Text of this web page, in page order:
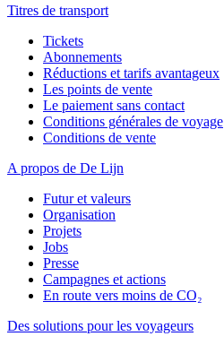
Titres de transport
Tickets
Abonnements
Réductions et tarifs avantageux
Les points de vente
Le paiement sans contact
Conditions générales de voyage
Conditions de vente
A propos de De Lijn
Futur et valeurs
Organisation
Projets
Jobs
Presse
Campagnes et actions
En route vers moins de CO₂
Des solutions pour les voyageurs